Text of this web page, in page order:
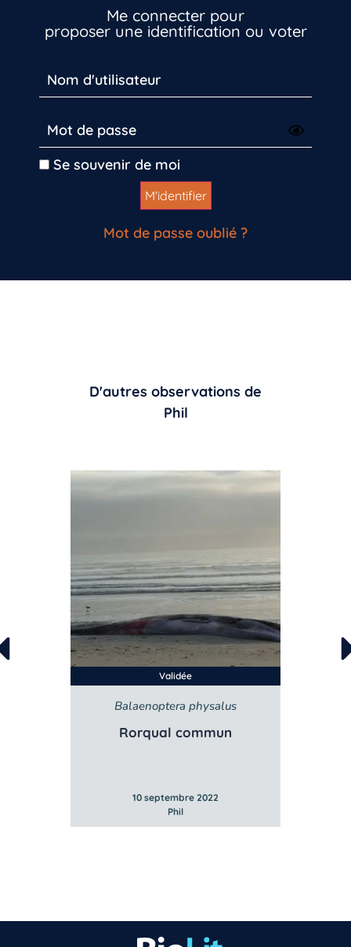
Me connecter pour
proposer une identification ou voter
Se souvenir de moi
Mot de passe oublié ?
D'autres observations de
Phil
Validée
Balaenoptera physalus
Rorqual commun
10 septembre 2022
Phil